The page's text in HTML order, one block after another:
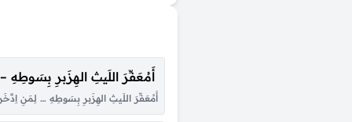
أَمُعَفِّرَ اللَيثِ الهِزَبرِ بِسَوطِهِ
أَمُعَفِّرَ اللَيثِ الهِزَبرِ بِسَوطِهِ … لِمَنِ